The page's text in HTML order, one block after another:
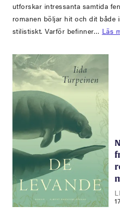
utforskar intressanta samtida
romanen böljar hit och dit både
stilistiskt. Varför befinner… Läs